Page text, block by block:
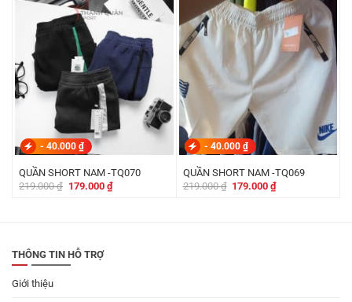
- 40.000 ₫
QUẦN SHORT NAM -TQ070
219.000₫ Giá
179.000 ₫Giá
hiện
- 40.000 ₫
QUẦN SHORT NAM -TQ069
219.000₫ Giá
179.000₫Giá
THÔNG TIN HỖ TRỢ
Giới thiệu